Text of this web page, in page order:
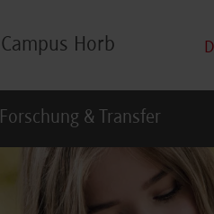
Campus Horb
Forschung & Transfer